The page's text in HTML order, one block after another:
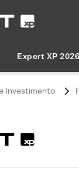
Expert XP
Investimento